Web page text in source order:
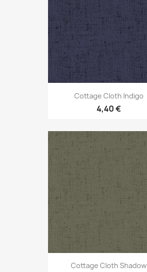
Cottage Cloth Indigo
4,40 €
Cottage Cloth Shadow